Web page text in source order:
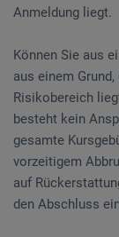
Anmeldung liegt.
Können Sie aus
aus einem
Risikobereich
besteht kein
gesamte
vorzeitigem
auf
den Abschluss